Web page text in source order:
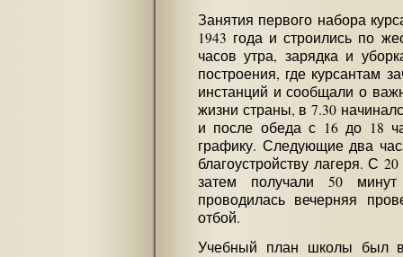
Занятия первого набора
1943 года и строились по
часов утра, зарядка и
построения, где курсантам
инстанций и сообщали о
жизни страны, в 7.30
и после обеда с 16 до 18
графику. Следующие два
благоустройству лагеря. С
затем получали 50
проводилась вечерняя
отбой.
Учебный план школы был